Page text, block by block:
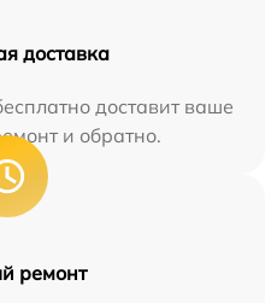
доставка
доставит ваше
и обратно.
ремонт